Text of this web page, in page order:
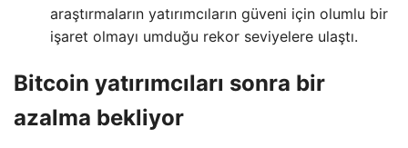
araştırmaların yatırımcıların güveni için olumlu bir
işaret olmayı umduğu rekor seviyelere ulaştı.
Bitcoin yatırımcıları sonra bir
azalma bekliyor